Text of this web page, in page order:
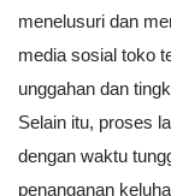
menelusuri dan
media sosial toko
unggahan dan
Selain itu, proses
dengan waktu
penanganan